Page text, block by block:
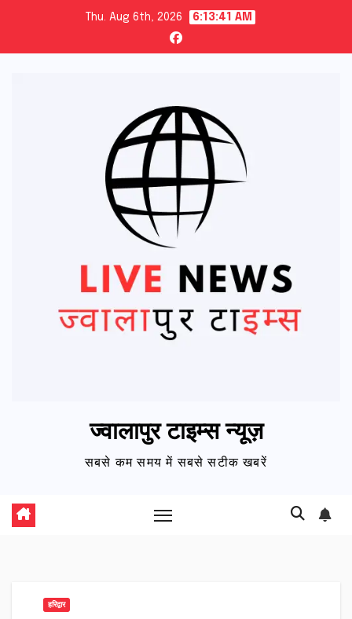
content
Thu. Aug 6th, 2026 6:13:42 AM
ज्वालापुर टाइम्स न्यूज़
सबसे कम समय में सबसे सटीक खबरें
हरिद्वार